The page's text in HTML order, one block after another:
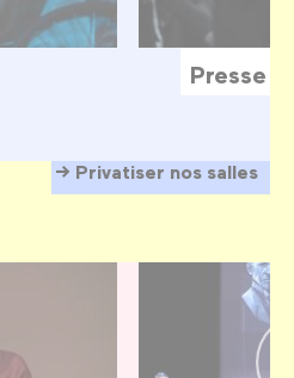
Privatiser nos salles
Presse